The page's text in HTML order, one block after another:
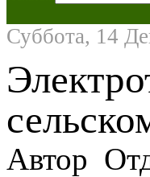
Суббота, 14
Автор